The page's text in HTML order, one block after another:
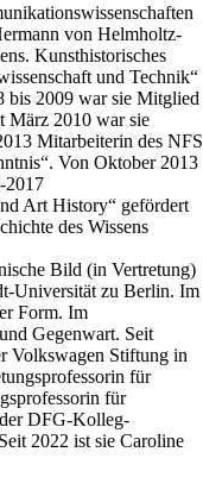
von Helmholtz-
Kunsthistorisches
und Technik“
bis 2009 war sie Mitglied
März 2010 war sie
Mitarbeiterin des NFS
Von Oktober 2013
2017
Art History“ gefördert
des Wissens
Bild (in Vertretung)
Universität zu Berlin. Im
Form. Im
Gegenwart. Seit
Volkswagen Stiftung in
für
für
DFG-Kolleg-
2022 ist sie Caroline